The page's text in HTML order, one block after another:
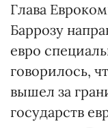
Глава
Баррозу
евро
говорилось,
вышел за
государств